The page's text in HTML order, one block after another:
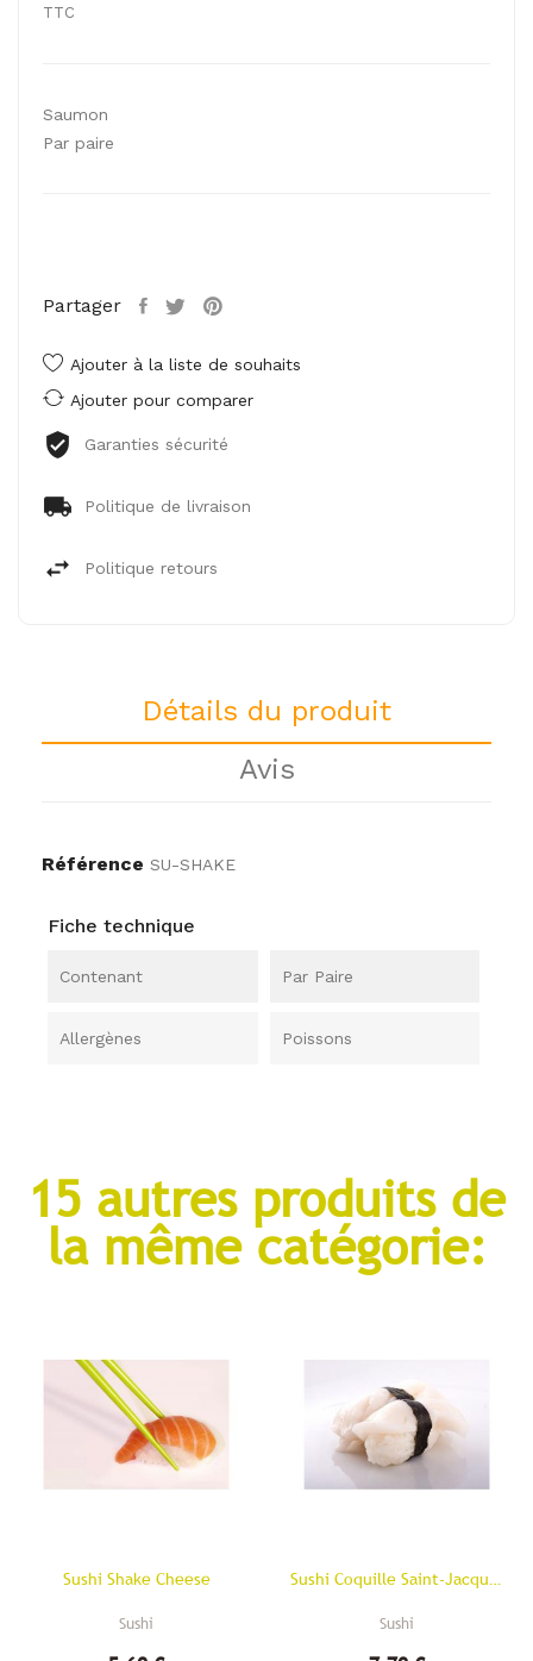
TTC
Saumon
Par paire
Partager
Ajouter à la liste de souhaits
Ajouter pour comparer
Garanties sécurité
Politique de livraison
Politique retours
Détails du produit
Avis
Référence SU-SHAKE
Fiche technique
Contenant Par Paire
Allergènes Poissons
15 autres produits de
la même catégorie:
Sushi Shake Cheese
Sushi
Sushi Coquille Saint-Jacques
Sushi